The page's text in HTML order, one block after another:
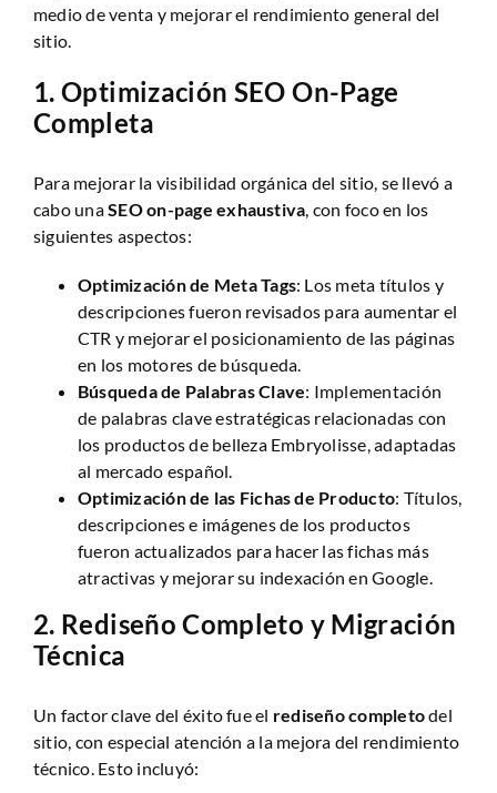
medio de venta y mejorar el rendimiento general del
sitio.
1.Optimización SEO On-Page
Completa
Para mejorar la visibilidad orgánica del sitio, se llevó a
cabo unaSEO on-page exhaustiva, con foco en los
siguientes aspectos:
Optimización de Meta Tags: Los meta títulos y
descripciones fueron revisados para aumentar el
CTR y mejorar el posicionamiento de las páginas
en los motores de búsqueda.
Búsqueda de Palabras Clave: Implementación
de palabras clave estratégicas relacionadas con
los productos de belleza Embryolisse, adaptadas
al mercado español.
Optimización de las Fichas de Producto: Títulos,
descripciones e imágenes de los productos
fueron actualizados para hacer las fichas más
atractivas y mejorar su indexación en Google.
2. Rediseño Completo y Migración
Técnica
Un factor clave del éxito fue el rediseño completodel
sitio, con especial atención a la mejora del rendimiento
técnico. Esto incluyó: